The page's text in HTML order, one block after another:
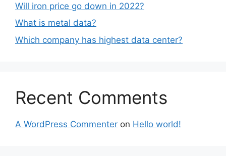
Will iron price go down in 2022?
What is metal data?
Which company has highest data center?
Recent Comments
A WordPress Commenter on Hello world!